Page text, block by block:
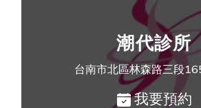
潮代診所
台南市北區林森路三段
我要預約